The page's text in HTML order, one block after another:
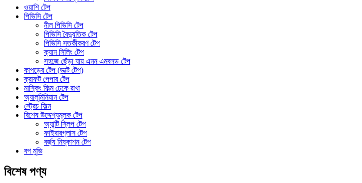
ওয়াশি টেপ
পিভিসি টেপ
নীল পিভিসি টেপ
পিভিসি বৈদ্যুতিক টেপ
পিভিসি সতর্কীকরণ টেপ
ক্যান সিলিং টেপ
সহজে ছেঁড়া যায় এমন এমবসড টেপ
কাপড়ের টেপ (ডাক্ট টেপ)
ক্রাফট পেপার টেপ
মাস্কিং ফিল্ম ঢেকে রাখা
অ্যালুমিনিয়াম টেপ
স্ট্রেচ ফিল্ম
বিশেষ উদ্দেশ্যমূলক টেপ
অ্যান্টি স্লিপ টেপ
ফাইবারগ্লাস টেপ
বর্জ্য নিষ্কাশন টেপ
বপ মুভি
বিশেষ পণ্য